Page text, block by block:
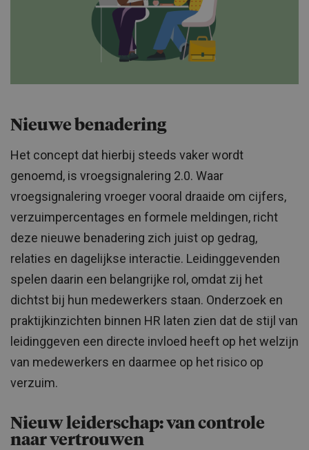
Nieuwe benadering
Het concept dat hierbij steeds vaker wordt
genoemd, is vroegsignalering 2.0. Waar
vroegsignalering vroeger vooral draaide om cijfers,
verzuimpercentages en formele meldingen, richt
deze nieuwe benadering zich juist op gedrag,
relaties en dagelijkse interactie. Leidinggevenden
spelen daarin een belangrijke rol, omdat zij het
dichtst bij hun medewerkers staan. Onderzoek en
praktijkinzichten binnen HR laten zien dat de stijl van
leidinggeven een directe invloed heeft op het welzijn
van medewerkers en daarmee op het risico op
verzuim.
Nieuw leiderschap: van controle
naar vertrouwen